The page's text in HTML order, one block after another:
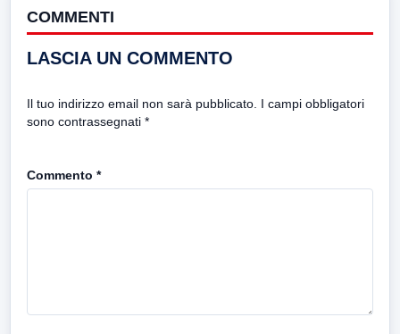
COMMENTI
LASCIA UN COMMENTO
Il tuo indirizzo email non sarà pubblicato. I campi obbligatori
sono contrassegnati *
Commento *